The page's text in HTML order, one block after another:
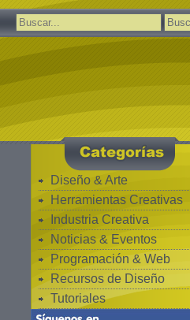
Buscar:
Diseño & Arte
Herramientas Creativas
Industria Creativa
Noticias & Eventos
Programación & Web
Recursos de Diseño
Tutoriales